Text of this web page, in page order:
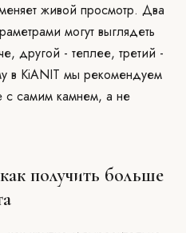
живой просмотр. Два
могут выглядеть
другой - теплее, третий -
в KiANIT мы рекомендуем
с самим камнем, а не
получить больше